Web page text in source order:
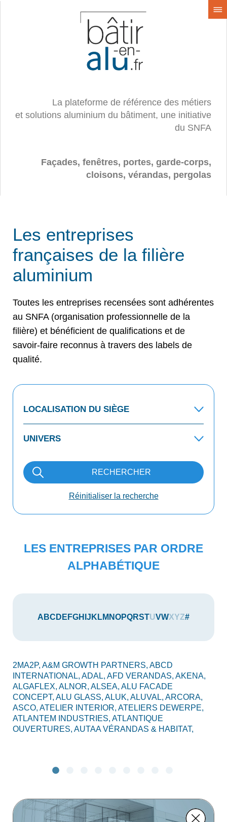
La plateforme de référence des métiers
et solutions aluminium du bâtiment, une initiative
du SNFA
Façades, fenêtres, portes, garde-corps,
cloisons, vérandas, pergolas
Les entreprises
françaises de la filière
aluminium
Toutes les entreprises recensées sont adhérentes
au SNFA (organisation professionnelle de la
filière) et bénéficient de qualifications et de
savoir-faire reconnus à travers des labels de
qualité.
RECHERCHER
Réinitialiser la recherche
LES ENTREPRISES PAR ORDRE
ALPHABÉTIQUE
A BC D E FGH J K LM NOPQRSTUVWXYZ#
2MA2P, A&M GROWTH PARTNERS, ABCD
INTERNATIONAL, ADAL, AFD VERANDAS, AKENA,
ALGAFLEX, ALNOR, ALSEA, ALU FACADE
CONCEPT, ALU GLASS, ALUK, ALUVAL, ARCORA,
ASCO, ATELIER INTERIOR, ATELIERS DEWERPE,
ATLANTEM INDUSTRIES, ATLANTIQUE
OUVERTURES, AUTAA VÉRANDAS & HABITAT,